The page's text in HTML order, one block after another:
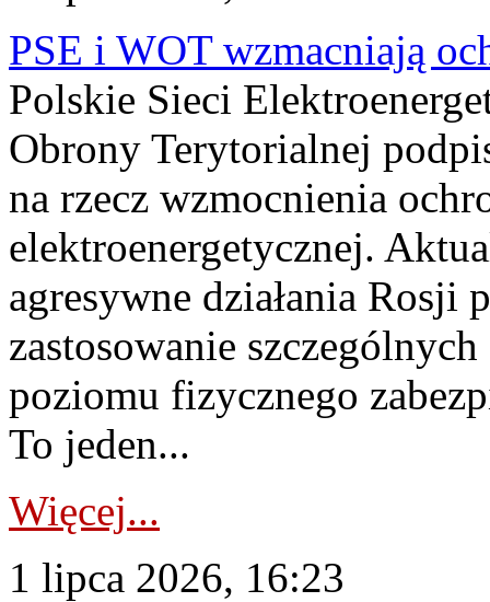
PSE i WOT wzmacniają
Polskie Sieci
Obrony Terytorialnej
na rzecz wzmocnienia
elektroenergetycznej.
agresywne działania Rosji
zastosowanie
poziomu fizycznego
To jeden...
Więcej...
1 lipca 2026, 16:23